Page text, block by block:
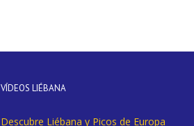
VÍDEOS LIÉBANA
Descubre Liébana y Picos de Europa